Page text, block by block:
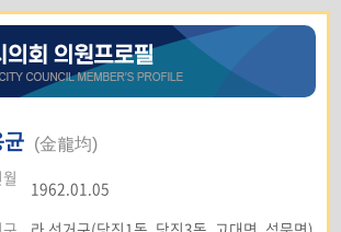
(金龍均)
1962.01.05